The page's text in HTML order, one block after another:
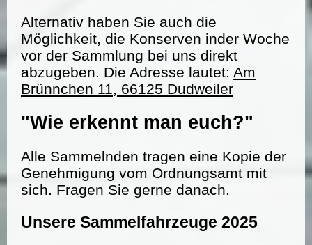
Alternativ haben Sie auch die
Möglichkeit, die Konserven inder Woche
vor der Sammlung bei uns direkt
abzugeben. Die Adresse lautet: Am
Brünnchen 11, 66125 Dudweiler
"Wie erkennt man euch?"
Alle Sammelnden tragen eine Kopie der
Genehmigung vom Ordnungsamt mit
sich. Fragen Sie gerne danach.
Unsere Sammelfahrzeuge 2025